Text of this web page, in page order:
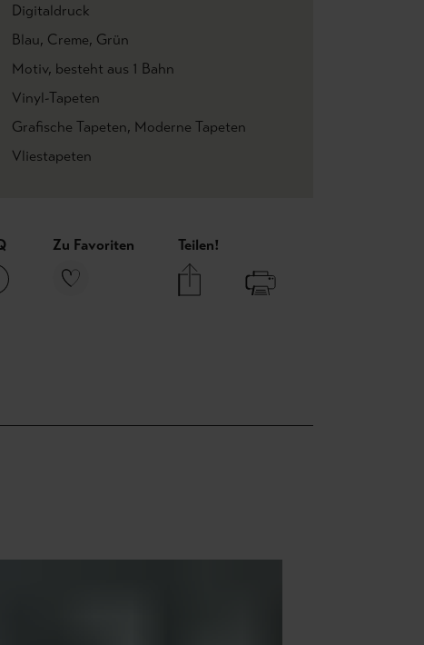
Digitaldruck
Blau, Creme, Grün
Motiv, besteht aus 1 Bahn
Vinyl-Tapeten
Grafische Tapeten, Moderne Tapeten
Vliestapeten
Zu Favoriten Teilen!